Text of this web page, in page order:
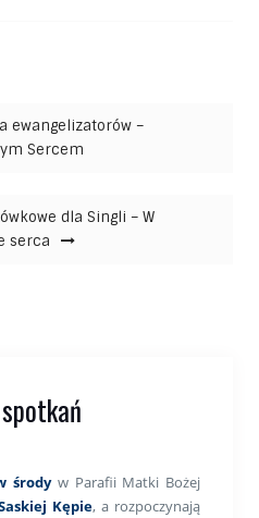
ewangelizatorów –
Sercem
dla Singli – W
serca
środyw Parafii Matki Bożej
Kępie, a rozpoczynają